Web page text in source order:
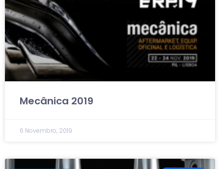
Mecânica 2019
6 Novembro, 2019